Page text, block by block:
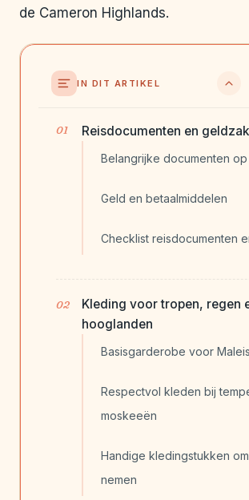
de Cameron Highlands.
IN DIT ARTIKEL
Reisdocumenten en
Belangrijke documenten
Geld en betaalmiddelen
Checklist reisdocumenten
Kleding voor tropen, regen
hooglanden
Basisgarderobe voor
Respectvol kleden bij
moskeeën
Handige kledingstukken
nemen